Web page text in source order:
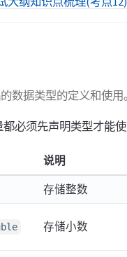
数据类型的定义和使用。
必须先声明类型才能
说明
存储整数
存储小数